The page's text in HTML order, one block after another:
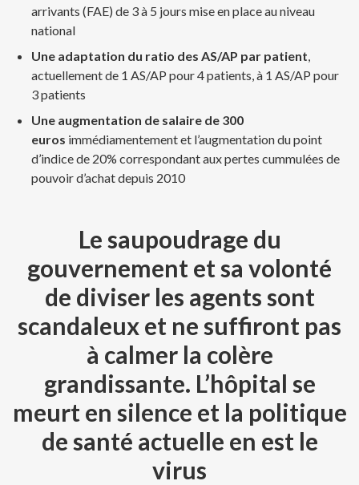
arrivants (FAE) de 3 à 5 jours mise en place au niveau
national
Une adaptation du ratio des AS/AP par patient
actuellement de 1 AS/AP pour 4 patients, à 1 AS/AP pour
3 patients
Une augmentation de salaire de 300
euros immédiamentement et l’augmentation du point
d’indice de 20% correspondant aux pertes cummulées de
pouvoir d’achat depuis 2010
Le saupoudrage du
gouvernement et sa volonté
de diviser les agents sont
scandaleux et ne suffiront pas
à calmer la colère
grandissante. L’hôpital se
meurt en silence et la politique
de santé actuelle en est le
virus